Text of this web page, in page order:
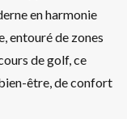
en harmonie
entouré de zones
de golf, ce
être, de confort